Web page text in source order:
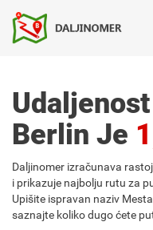
Berlin Je
Daljinomer izračunava
i prikazuje najbolju rutu za
Upišite ispravan naziv
saznajte koliko dugo ćete